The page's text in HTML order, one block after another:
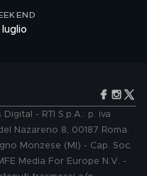
- RTI S.p.A.: p. iva
Nazareno 8, 00187 Roma.
Monzese (MI) - Cap. Soc.
Media For Europe N.V. -